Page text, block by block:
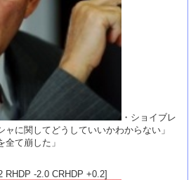
・ショイブレ
に関してどうしていいかわからない」
全て崩した」
-2.0 CRHDP +0.2]